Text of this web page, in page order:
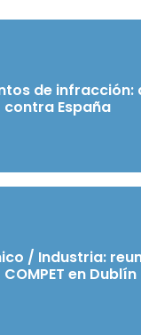
de infracción:
contra España
/ Industria:
en Dublín